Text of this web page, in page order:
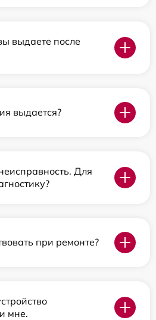
выдаете после
выдается?
Для
при ремонте?
мне.